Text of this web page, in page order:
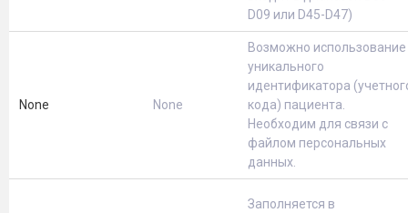
D09 или D45-D47)
None None
Возможно использование
уникального
идентификатора
кода) пациента.
Необходим для связи с
файлом персональных
данных.
Заполняется в